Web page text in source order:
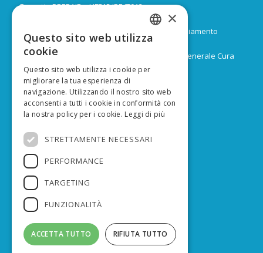
Progetto PREPAIR – LIFE15 IPE IT013
Durata: Febbraio 2017 – Dicembre 2024
Budget: 16.805.939 € di cui 9.974.624 di co-finanziamento
europeo
Capofila: Regione Emilia-Romagna, Direzione Generale Cura
del territorio e dell’ambiente
FINANZIATO DA
ITALIAN
×
Questo sito web utilizza
cookie
Questo sito web utilizza i cookie per
migliorare la tua esperienza di
navigazione. Utilizzando il nostro sito web
acconsenti a tutti i cookie in conformità con
la nostra policy per i cookie. Leggi di più
STRETTAMENTE NECESSARI
PERFORMANCE
TARGETING
FUNZIONALITÀ
ACCETTA TUTTO RIFIUTA TUTTO